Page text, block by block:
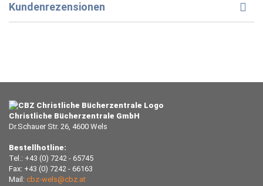
Kundenrezensionen
Christliche Bücherzentrale GmbH
Dr.Schauer Str. 26, 4600 Wels
Bestellhotline:
Tel.: +43 (0) 7242 - 65745
Fax: +43 (0) 7242 - 66163
Mail: cbz-wels@cbz.at